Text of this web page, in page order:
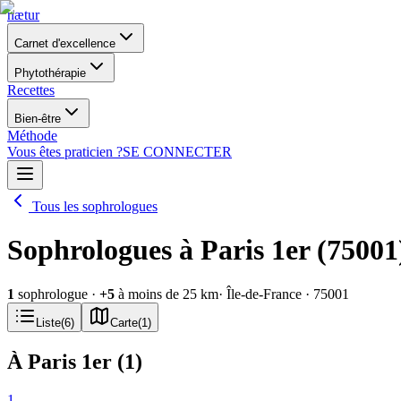
nætur
Carnet d'excellence
Phytothérapie
Recettes
Bien-être
Méthode
Vous êtes praticien ?SE CONNECTER
Tous les sophrologues
Sophrologues à Paris 1er
1 sophrologue · +5 à moins de 25 km· Île-de-France · 75001
Liste(6) Carte(1 )
À Paris 1er (1)